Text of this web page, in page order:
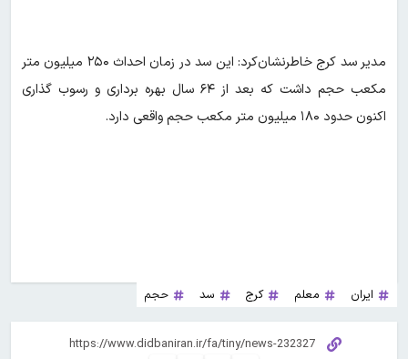
مدیر سد کرج خاطرنشان‌کرد: این سد در زمان احداث ۲۵۰ میلیون متر
مکعب حجم داشت که بعد از ۶۴ سال بهره برداری و رسوب گذاری
اکنون حدود ۱۸۰ میلیون متر مکعب حجم واقعی دارد.
ایران معلم کرج سد حجم